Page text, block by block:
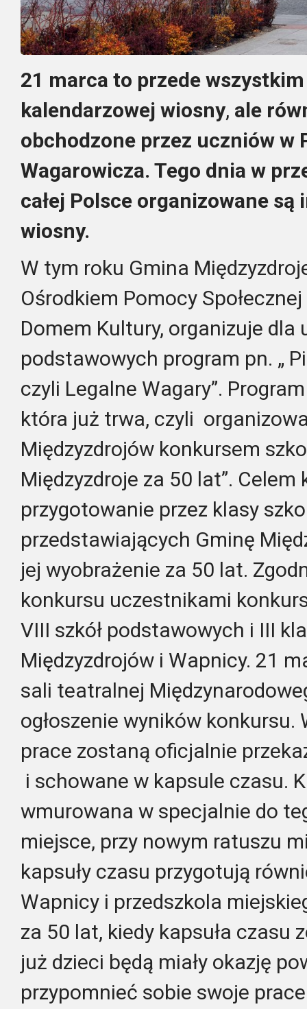
21 marca to przede
kalendarzowej wiosny, ale
obchodzone przez uczniów w
Wagarowicza. Tego dnia w
całej Polsce organizowane
wiosny.
W tym roku Gmina
Ośrodkiem Pomocy
Domem Kultury, organizuje dla
podstawowych program pn. „
czyli Legalne Wagary”.
która już trwa, czyli
Międzyzdrojów konkursem
Międzyzdroje za 50 lat”.
przygotowanie przez klasy
przedstawiających Gminę
jej wyobrażenie za 50 lat.
konkursu uczestnikami
VIII szkół podstawowych i III
Międzyzdrojów i Wapnicy. 21
sali teatralnej
ogłoszenie wyników
prace zostaną oficjalnie
i schowane w kapsule czasu.
wmurowana w specjalnie do
miejsce, przy nowym ratuszu
kapsuły czasu przygotują
Wapnicy i przedszkola
za 50 lat, kiedy kapsuła czasu
już dzieci będą miały okazję
przypomnieć sobie swoje